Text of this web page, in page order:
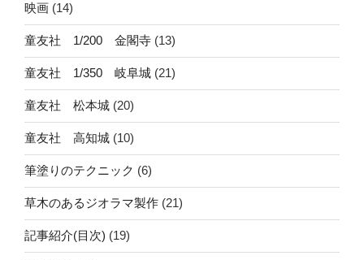
映画 (14)
童友社 1/200 金閣寺 (13)
童友社 1/350 岐阜城 (21)
童友社 松本城 (20)
童友社 高知城 (10)
筆塗りのテクニック (6)
草木のあるジオラマ製作 (21)
記事紹介(目次) (19)